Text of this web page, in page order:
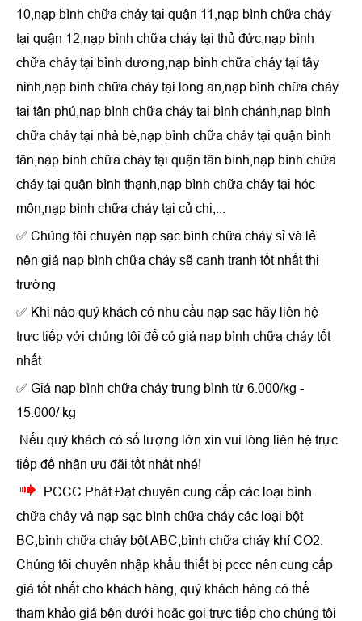
10,nạp bình chữa cháy tại quận 11,nạp bình chữa cháy
tại quận 12,nạp bình chữa cháy tại thủ đức,nạp bình
chữa cháy tại bình dương,nạp bình chữa cháy tại tây
ninh,nạp bình chữa cháy tại long an,nạp bình chữa cháy
tại tân phú,nạp bình chữa cháy tại bình chánh,nạp bình
chữa cháy tại nhà bè,nạp bình chữa cháy tại quận bình
tân,nạp bình chữa cháy tại quận tân bình,nạp bình chữa
cháy tại quận bình thạnh,nạp bình chữa cháy tại hóc
môn,nạp bình chữa cháy tại củ chi,...
✅ Chúng tôi chuyên nạp sạc bình chữa cháy sỉ và lẻ
nên giá nạp bình chữa cháy sẽ cạnh tranh tốt nhất thị
trường
✅ Khi nào quý khách có nhu cầu nạp sạc hãy liên hệ
trực tiếp với chúng tôi để có giá nạp bình chữa cháy tốt
nhất
✅ Giá nạp bình chữa cháy trung bình từ 6.000/kg -
15.000/ kg
Nếu quý khách có số lượng lớn xin vui lòng liên hệ trực
tiếp để nhận ưu đãi tốt nhất nhé!
PCCC Phát Đạt chuyên cung cấp các loại bình
chữa cháy và nạp sạc bình chữa cháy các loại bột
BC,bình chữa cháy bột ABC,bình chữa cháy khí CO2.
Chúng tôi chuyên nhập khẩu thiết bị pccc nên cung cấp
giá tốt nhất cho khách hàng, quý khách hàng có thể
tham khảo giá bên dưới hoặc gọi trực tiếp cho chúng tôi